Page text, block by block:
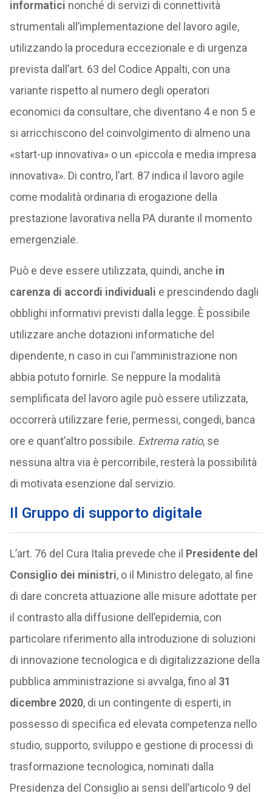
informatici nonché di servizi di connettività
strumentali all’implementazione del lavoro agile,
utilizzando la procedura eccezionale e di urgenza
prevista dall’art. 63 del Codice Appalti, con una
variante rispetto al numero degli operatori
economici da consultare, che diventano 4 e non 5 e
si arricchiscono del coinvolgimento di almeno una
«start-up innovativa» o un «piccola e media impresa
innovativa». Di contro, l’art. 87 indica il lavoro agile
come modalità ordinaria di erogazione della
prestazione lavorativa nella PA durante il momento
emergenziale.
Può e deve essere utilizzata, quindi, anche in
carenza di accordi individuali e prescindendo dagli
obblighi informativi previsti dalla legge. È possibile
utilizzare anche dotazioni informatiche del
dipendente, n caso in cui l’amministrazione non
abbia potuto fornirle. Se neppure la modalità
semplificata del lavoro agile può essere utilizzata,
occorrerà utilizzare ferie, permessi, congedi, banca
ore e quant’altro possibile. Extrema ratio, se
nessuna altra via è percorribile, resterà la possibilità
di motivata esenzione dal servizio.
Il Gruppo di supporto digitale
L’art. 76 del Cura Italia prevede che il Presidente del
Consiglio dei ministri, o il Ministro delegato, al fine
di dare concreta attuazione alle misure adottate per
il contrasto alla diffusione dell’epidemia, con
particolare riferimento alla introduzione di soluzioni
di innovazione tecnologica e di digitalizzazione della
pubblica amministrazione si avvalga, fino al 31
dicembre 2020, di un contingente di esperti, in
possesso di specifica ed elevata competenza nello
studio, supporto, sviluppo e gestione di processi di
trasformazione tecnologica, nominati dalla
Presidenza del Consiglio ai sensi dell’articolo 9 del